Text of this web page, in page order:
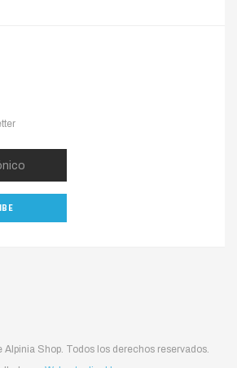
Shop. Todos los derechos reservados.